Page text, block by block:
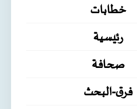
خطابات
رئيسية
صحافة
فرق-البحث